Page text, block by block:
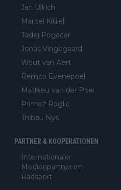
Jan Ullrich
Marcel Kittel
Tadej Pogacar
Jonas Vingegaard
Wout van Aert
Remco Evenepoel
Mathieu van der Poel
Primoz Roglic
Thibau Nys
PARTNER & KOOPERATIONEN
Internationaler
Medienpartner im
Radsport